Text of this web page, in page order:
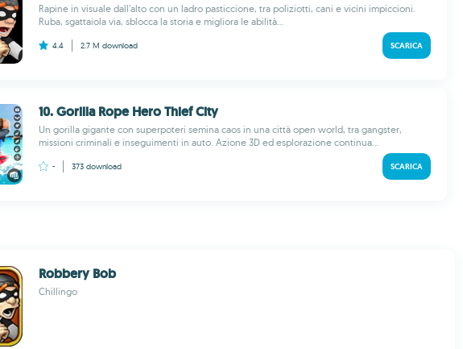
Rapine in visuale dall’alto con un ladro pasticcione, tra poliziotti, cani e vicini impiccioni.
Ruba, sgattaiola via, sblocca la storia e migliora le abilità...
4.4 2.7 M download SCARICA
10. Gorilla Rope Hero Thief City
Un gorilla gigante con superpoteri semina caos in una città open world, tra gangster,
missioni criminali e inseguimenti in auto. Azione 3D ed esplorazione continua...
- 373 download SCARICA
Robbery Bob
Chillingo